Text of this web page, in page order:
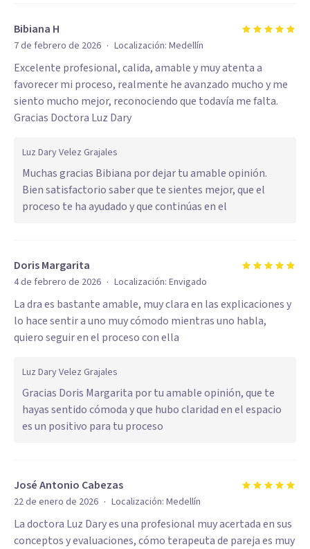
Bibiana H
7 de febrero de 2026 · Localización: Medellín
Excelente profesional, calida, amable y muy atenta a
favorecer mi proceso, realmente he avanzado mucho y me
siento mucho mejor, reconociendo que todavía me falta.
Gracias Doctora Luz Dary
Luz Dary Velez Grajales
Muchas gracias Bibiana por dejar tu amable opinión.
Bien satisfactorio saber que te sientes mejor, que el
proceso te ha ayudado y que continúas en el
Doris Margarita
4 de febrero de 2026 · Localización: Envigado
La dra es bastante amable, muy clara en las explicaciones y
lo hace sentir a uno muy cómodo mientras uno habla,
quiero seguir en el proceso con ella
Luz Dary Velez Grajales
Gracias Doris Margarita por tu amable opinión, que te
hayas sentido cómoda y que hubo claridad en el espacio
es un positivo para tu proceso
José Antonio Cabezas
22 de enero de 2026 · Localización: Medellín
La doctora Luz Dary es una profesional muy acertada en sus
conceptos y evaluaciones, cómo terapeuta de pareja es muy